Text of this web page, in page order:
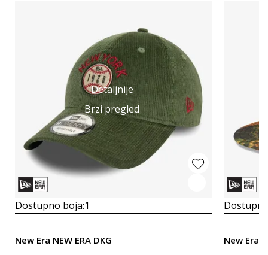
Detaljnije
Brzi pregled
Dostupno boja:1
New Era NEW ERA DKG New Era